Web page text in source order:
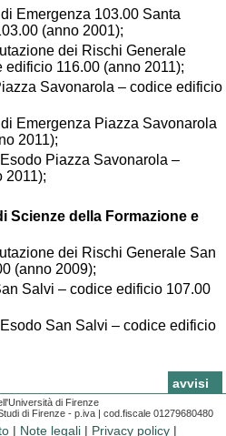
103.00 Santa
(anno 2001);
dei Rischi Generale
116.00 (anno 2011);
Savonarola – codice edificio
Piazza Savonarola
2011);
Piazza Savonarola –
2011);
Scienze della Formazione e
dei Rischi Generale San
(anno 2009);
– codice edificio 107.00
San Salvi – codice edificio
avvisi
di Firenze
di Firenze - p.iva | cod.fiscale 01279680480
| Note legali | Privacy policy |